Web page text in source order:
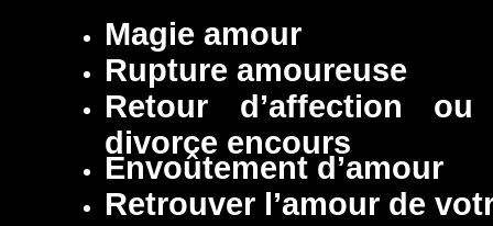
Magie amour
Rupture amoureuse
Retour d’affection ou
divorce encours
Envoûtement d’amour
Retrouver l’amour de